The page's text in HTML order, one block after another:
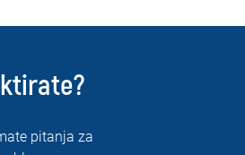
pitanja za